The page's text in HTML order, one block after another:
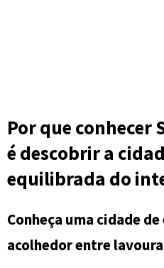
Por que conhecer
é descobrir a
equilibrada do
Conheça uma cidade
acolhedor entre